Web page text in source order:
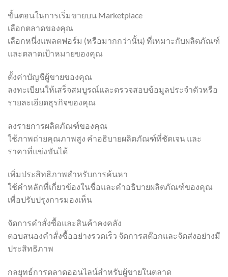
ขั้นตอนในการเริ่มขายบน Marketplace
เลือกตลาดของคุณ
เลือกหนึ่งแพลตฟอร์ม (หรือมากกว่านั้น) ที่เหมาะกับผลิตภัณฑ์
และตลาดเป้าหมายของคุณ
ตั้งค่าบัญชีผู้ขายของคุณ
ลงทะเบียนให้เสร็จสมบูรณ์และตรวจสอบข้อมูลประจำตัวหรือ
รายละเอียดธุรกิจของคุณ
ลงรายการผลิตภัณฑ์ของคุณ
ใช้ภาพถ่ายคุณภาพสูง คำอธิบายผลิตภัณฑ์ที่ชัดเจน และ
ราคาที่แข่งขันได้
เพิ่มประสิทธิภาพสำหรับการค้นหา
ใช้คำหลักที่เกี่ยวข้องในชื่อและคำอธิบายผลิตภัณฑ์ของคุณ
เพื่อปรับปรุงการมองเห็น
จัดการคำสั่งซื้อและสินค้าคงคลัง
ตอบสนองคำสั่งซื้ออย่างรวดเร็ว จัดการสต๊อกและจัดส่งอย่างมี
ประสิทธิภาพ
กลยุทธ์การตลาดออนไลน์สำหรับผู้ขายในตลาด